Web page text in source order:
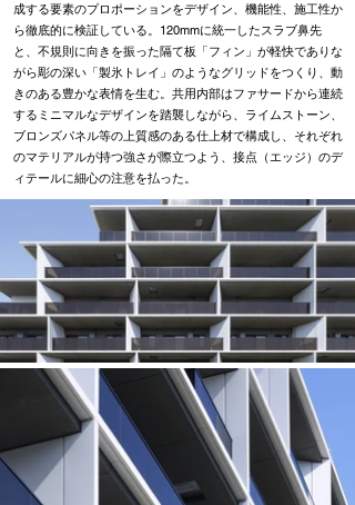
成する要素のプロポーションをデザイン、機能性、施工性か
ら徹底的に検証している。120mmに統一したスラブ鼻先
と、不規則に向きを振った隔て板「フィン」が軽快でありな
がら彫の深い「製氷トレイ」のようなグリッドをつくり、動
きのある豊かな表情を生む。共用内部はファサードから連続
するミニマルなデザインを踏襲しながら、ライムストーン、
ブロンズパネル等の上質感のある仕上材で構成し、それぞれ
のマテリアルが持つ強さが際立つよう、接点（エッジ）のデ
ィテールに細心の注意を払った。